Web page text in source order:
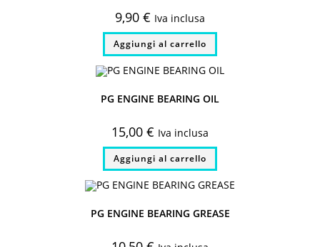
9,90 € Iva inclusa
Aggiungi al carrello
PG ENGINE BEARING OIL
15,00 € Iva inclusa
Aggiungi al carrello
PG ENGINE BEARING GREASE